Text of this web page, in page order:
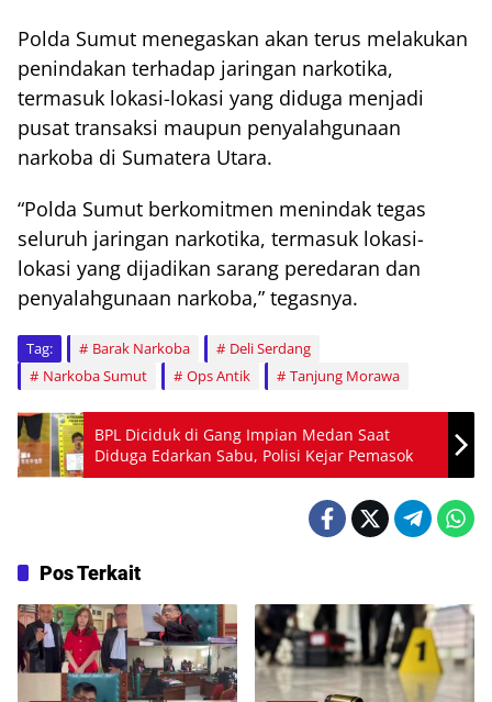
Polda Sumut menegaskan akan terus melakukan
penindakan terhadap jaringan narkotika,
termasuk lokasi-lokasi yang diduga menjadi
pusat transaksi maupun penyalahgunaan
narkoba di Sumatera Utara.
“Polda Sumut berkomitmen menindak tegas
seluruh jaringan narkotika, termasuk lokasi-
lokasi yang dijadikan sarang peredaran dan
penyalahgunaan narkoba,” tegasnya.
Tag: Barak Narkoba
Deli Serdang
Narkoba Sumut
Ops Antik Tanjung Morawa
BPL Diciduk di Gang Impian Medan Saat
Diduga Edarkan Sabu, Polisi Kejar Pemasok
Pos Terkait